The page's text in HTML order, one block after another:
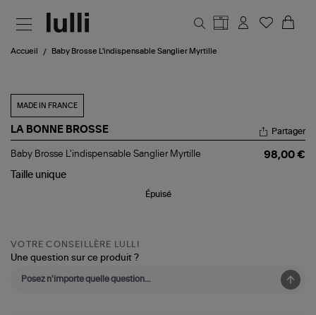
Accueil Baby Brosse L'indispensable Sanglier Myrtille
MADE IN FRANCE
LA BONNE BROSSE
Baby
L'indispensable
Partager
Baby Brosse L'indispensable Sanglier Myrtille
98,00 €
Taille unique
Épuisé
VOTRE CONSEILLÈRE LULLI
Une question sur ce produit ?